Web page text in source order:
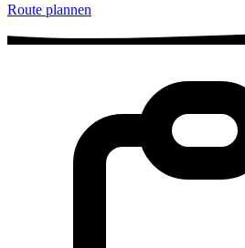
Route plannen